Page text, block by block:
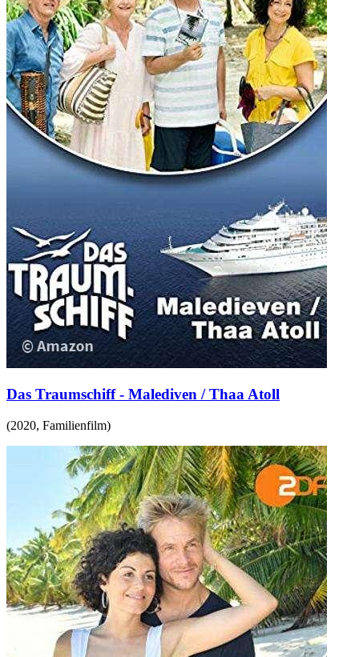
Das Traumschiff - Malediven / Thaa Atoll
(2020, Familienfilm)